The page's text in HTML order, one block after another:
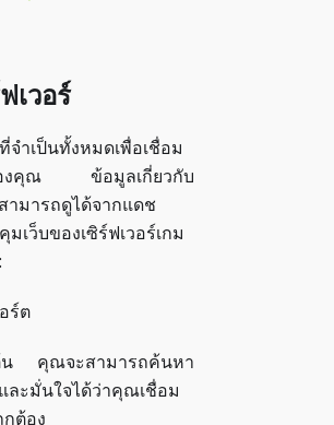
เวอร์
ำเป็นทั้งหมดเพื่อเชื่อม
ของคุณ ข้อมูลเกี่ยวกับ
ามารถดูได้จากแดช
เว็บของเซิร์ฟเวอร์เกม
ร์ต
น คุณจะสามารถค้นหา
ละมั่นใจได้ว่าคุณเชื่อม
ต้อง